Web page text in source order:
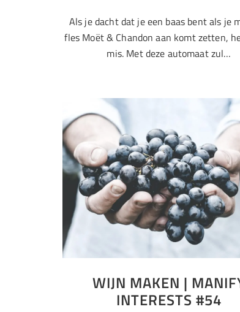
Als je dacht dat je een baas bent als je
fles Moët & Chandon aan komt zetten,
mis. Met deze automaat zul…
WIJN MAKEN |
INTERESTS #54